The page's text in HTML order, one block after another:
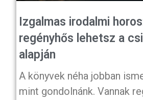
Izgalmas irodalmi
regényhős lehetsz a
alapján
A könyvek néha jobban
mint gondolnánk. Vannak